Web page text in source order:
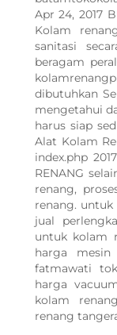
Apr 24, 2017
Kolam
sanitasi
beragam
dibutuhkan
mengetahui
harus siap
Alat Kolam
index.php
RENANG
renang,
renang.
jual
untuk kolam
harga
fatmawati
harga
kolam
renang